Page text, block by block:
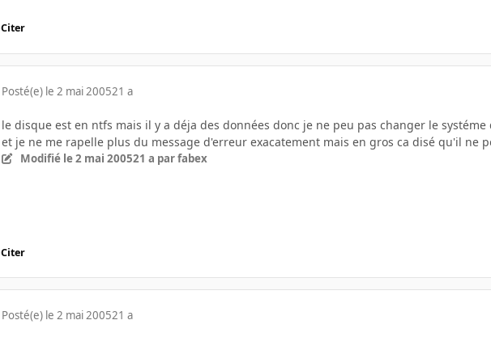
Citer
Posté(e) le 2 mai 200521 a
le disque est en ntfs mais il y a déja des données donc je ne peu pas changer le systéme
et je ne me rapelle plus du message d'erreur exacatement mais en gros ca disé qu'il ne
Modifié le 2 mai 200521 a par fabex
Citer
Posté(e) le 2 mai 200521 a